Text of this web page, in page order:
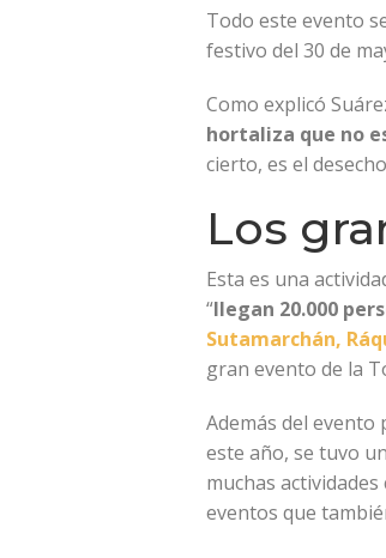
Todo este evento
festivo del 30 de
Como explicó
hortaliza que no
cierto, es el
Los
Esta es una
“llegan 20.000
Sutamarchán,
gran evento de la
Además del evento
este año, se tuvo
muchas
eventos que